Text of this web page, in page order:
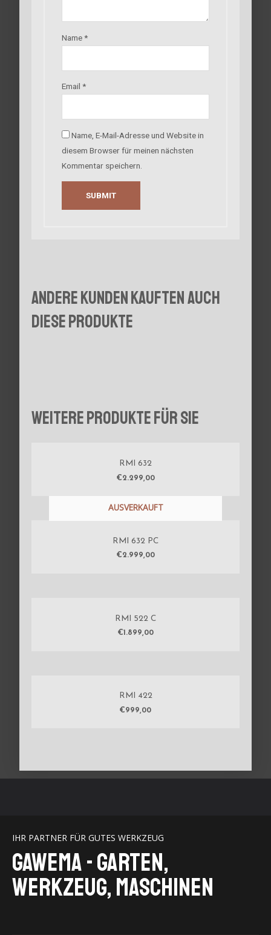
Name*
Email *
Name, E-Mail-Adresse und Website in
diesem Browser für meinen nächsten
Kommentar speichern.
Andere Kunden kauften auch
diese Produkte
Weitere Produkte für Sie
RMI 632
€2.299,00
AUSVERKAUFT
RMI 632 PC
€2.999,00
RMI 522 C
€ 1.899,00
RMI 422
€999,00
IHR PARTNER FÜR GUTES WERKZEUG
GaWeMA - Garten,
Werkzeug, Maschinen